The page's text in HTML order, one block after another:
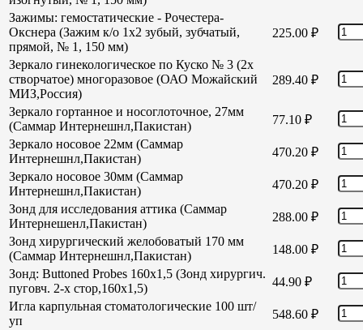
Зажимы: гемостатические - Рочестера-
Окснера (Зажим к/о 1х2 зубый, зубчатый,
прямой, № 1, 150 мм)
225.00 ₽
Зеркало гинекологическое по Куско № 3 (2х
створчатое) многоразовое (ОАО Можайский
МИЗ,Россия)
289.40 ₽
Зеркало гортанное и носоглоточное, 27мм
(Саммар Интернешнл,Пакистан)
77.10 ₽
Зеркало носовое 22мм (Саммар
Интернешнл,Пакистан)
470.20 ₽
Зеркало носовое 30мм (Саммар
Интернешнл,Пакистан)
470.20 ₽
Зонд для исследования аттика (Саммар
Интернешенл,Пакистан)
288.00 ₽
Зонд хирургический желобоватый 170 мм
(Саммар Интернешнл,Пакистан)
148.00 ₽
Зонд: Buttoned Probes 160х1,5 (Зонд хирургич.
пуговч. 2-х стор,160х1,5)
44.90 ₽
Игла карпульная стоматологические 100 шт/
уп
548.60 ₽